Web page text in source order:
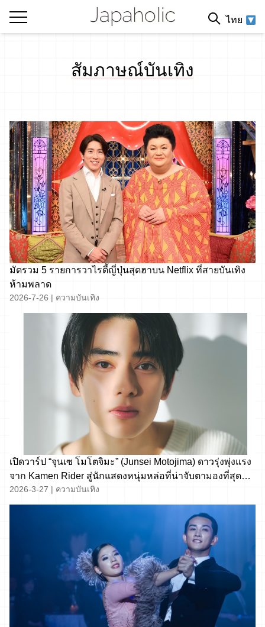
ไทย
สัมภาษณ์บันเทิง
มัดรวม 5 รายการวาไรตี้ญี่ปุ่นสุดฮาบน Netflix ที่สายบันเทิง
ห้ามพลาด
2026-7-26 | ความบันเทิง
เปิดวาร์ป “จุนเซ โมโตจิมะ” (Junsei Motojima) ดาวรุ่งพุ่งแรง
จาก Kamen Rider สู่นักแสดงหนุ่มหล่อที่น่าจับตามองที่สุด
แห่งปี!
2026-3-27 | ความบันเทิง